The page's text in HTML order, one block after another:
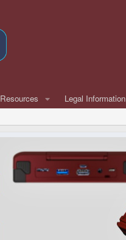
Resources Legal Information